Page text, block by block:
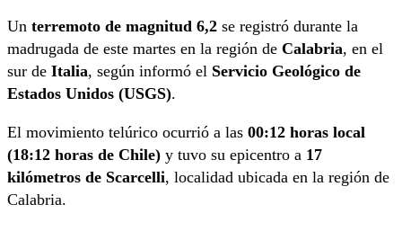
Un terremoto de magnitud 6,2 se registró durante la
madrugada de este martes en la región de Calabria, en el
sur de Italia, según informó el Servicio Geológico de
Estados Unidos (USGS).
El movimiento telúrico ocurrió a las 00:12 horas local
(18:12 horas de Chile) y tuvo su epicentro a 17
kilómetros de Scarcelli, localidad ubicada en la región de
Calabria.